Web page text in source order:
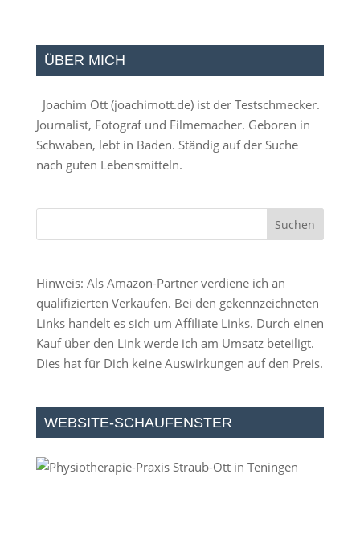
ÜBER MICH
Joachim Ott (joachimott.de) ist der Testschmecker.
Journalist, Fotograf und Filmemacher. Geboren in
Schwaben, lebt in Baden. Ständig auf der Suche
nach guten Lebensmitteln.
Hinweis: Als Amazon-Partner verdiene ich an
qualifizierten Verkäufen. Bei den gekennzeichneten
Links handelt es sich um Affiliate Links. Durch einen
Kauf über den Link werde ich am Umsatz beteiligt.
Dies hat für Dich keine Auswirkungen auf den Preis.
WEBSITE-SCHAUFENSTER